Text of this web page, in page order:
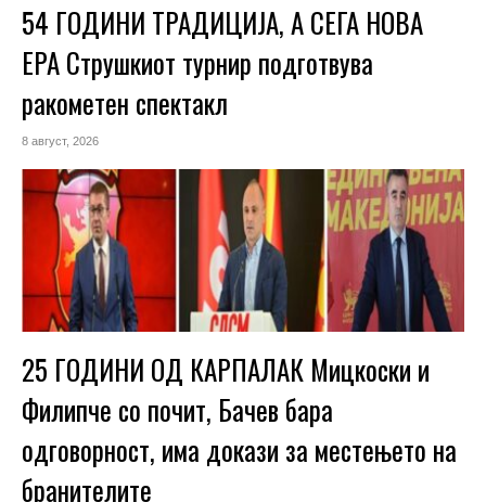
54 ГОДИНИ ТРАДИЦИЈА, А СЕГА НОВА
ЕРА Струшкиот турнир подготвува
ракометен спектакл
8 август, 2026
25 ГОДИНИ ОД КАРПАЛАК Мицкоски и
Филипче со почит, Бачев бара
одговорност, има докази за местењето на
бранителите